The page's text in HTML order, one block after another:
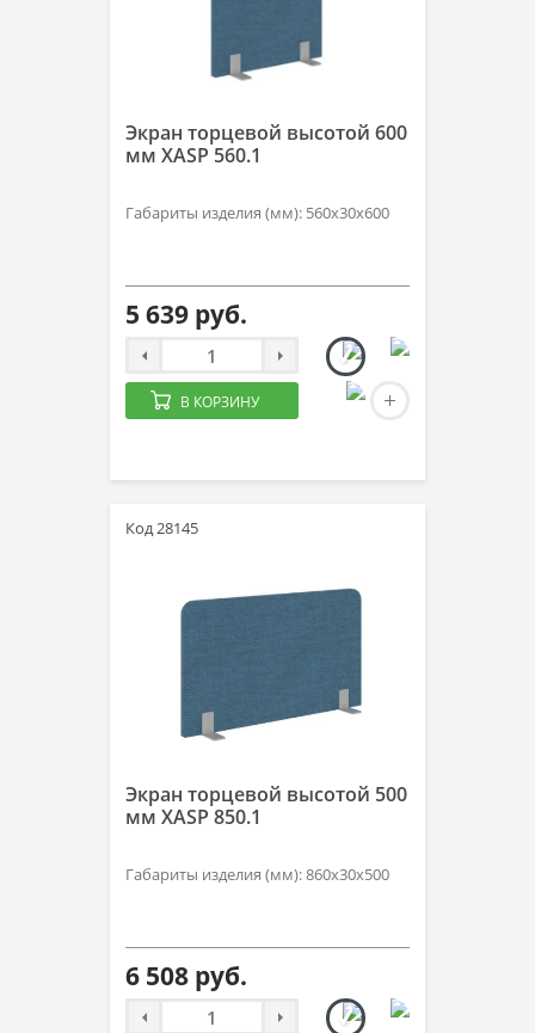
Экран торцевой высотой 600
мм XASP 560.1
Габариты изделия (мм): 560х30х600
5 639 руб.
В КОРЗИНУ
Код 28145
Экран торцевой высотой 500
мм XASP 850.1
Габариты изделия (мм): 860х30х500
6 508 руб.